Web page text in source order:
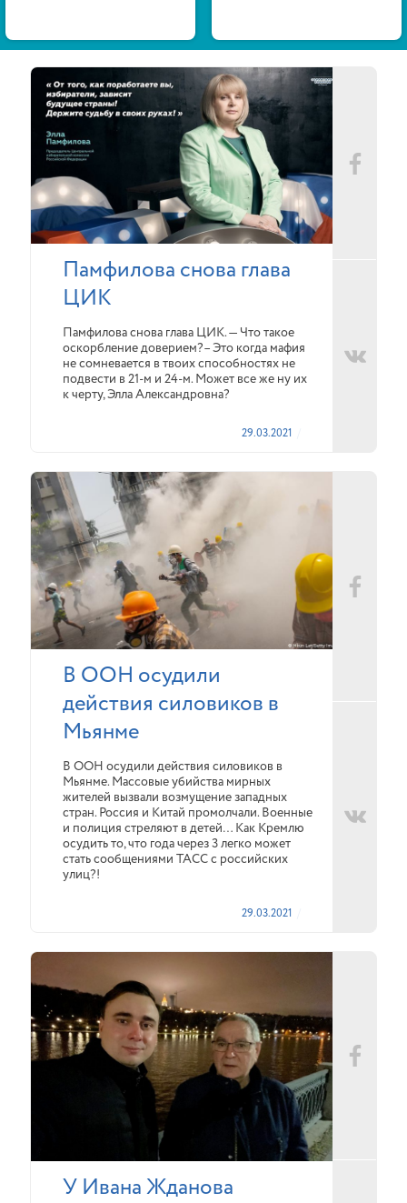
Памфилова снова глава
ЦИК
Памфилова снова глава ЦИК. — Что такое
оскорбление доверием?– Это когда мафия
не сомневается в твоих способностях не
подвести в 21-м и 24-м. Может все же ну их
к черту, Элла Александровна?
29.03.2021
В ООН осудили
действия силовиков в
Мьянме
В ООН осудили действия силовиков в
Мьянме. Массовые убийства мирных
жителей вызвали возмущение западных
стран. Россия и Китай промолчали. Военные
и полиция стреляют в детей… Как Кремлю
осудить то, что года через 3 легко может
стать сообщениями ТАСС с российских
улиц?!
29.03.2021
У Ивана Жданова